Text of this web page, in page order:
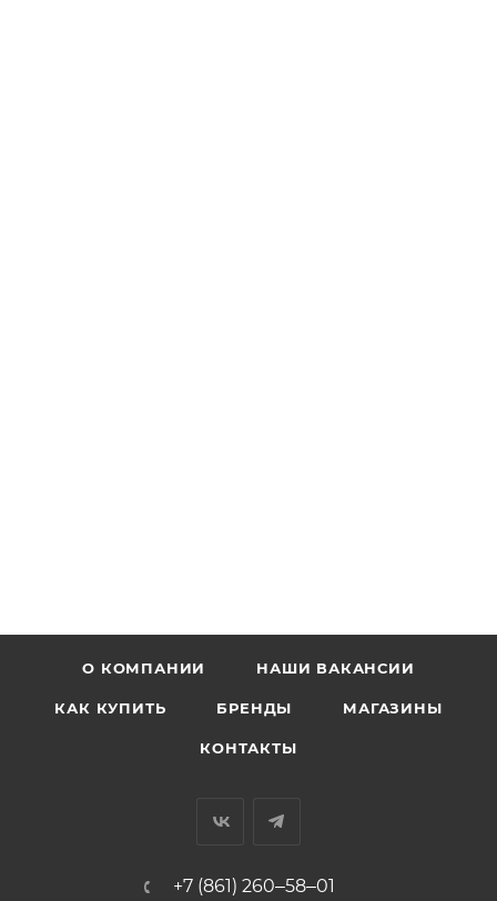
О КОМПАНИИ НАШИ ВАКАНСИИ
КАК КУПИТЬ БРЕНДЫ МАГАЗИНЫ
КОНТАКТЫ
+7 (861) 260‒58‒01